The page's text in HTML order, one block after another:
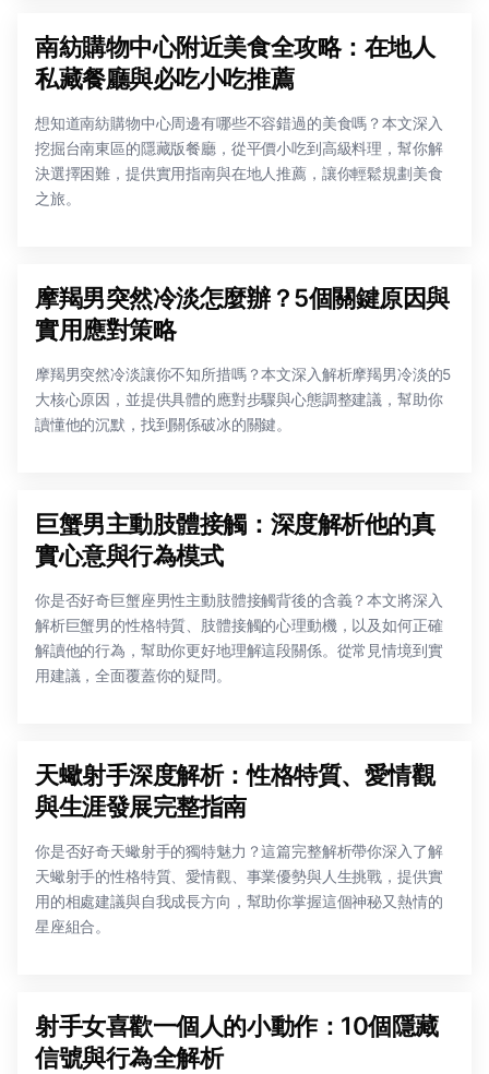
南紡購物中心附近美食全攻略：在地人
私藏餐廳與必吃小吃推薦
想知道南紡購物中心周邊有哪些不容錯過的美食嗎？本文深入
挖掘台南東區的隱藏版餐廳，從平價小吃到高級料理，幫你解
決選擇困難，提供實用指南與在地人推薦，讓你輕鬆規劃美食
之旅。
摩羯男突然冷淡怎麼辦？5個關鍵原因與
實用應對策略
摩羯男突然冷淡讓你不知所措嗎？本文深入解析摩羯男冷淡的5
大核心原因，並提供具體的應對步驟與心態調整建議，幫助你
讀懂他的沉默，找到關係破冰的關鍵。
巨蟹男主動肢體接觸：深度解析他的真
實心意與行為模式
你是否好奇巨蟹座男性主動肢體接觸背後的含義？本文將深入
解析巨蟹男的性格特質、肢體接觸的心理動機，以及如何正確
解讀他的行為，幫助你更好地理解這段關係。從常見情境到實
用建議，全面覆蓋你的疑問。
天蠍射手深度解析：性格特質、愛情觀
與生涯發展完整指南
你是否好奇天蠍射手的獨特魅力？這篇完整解析帶你深入了解
天蠍射手的性格特質、愛情觀、事業優勢與人生挑戰，提供實
用的相處建議與自我成長方向，幫助你掌握這個神秘又熱情的
星座組合。
射手女喜歡一個人的小動作：10個隱藏
信號與行為全解析